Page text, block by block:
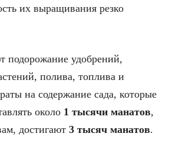
их выращивания резко
подорожание удобрений,
полива, топлива и
на содержание сада, которые
около 1 тысячи манатов,
достигают 3 тысяч манатов.